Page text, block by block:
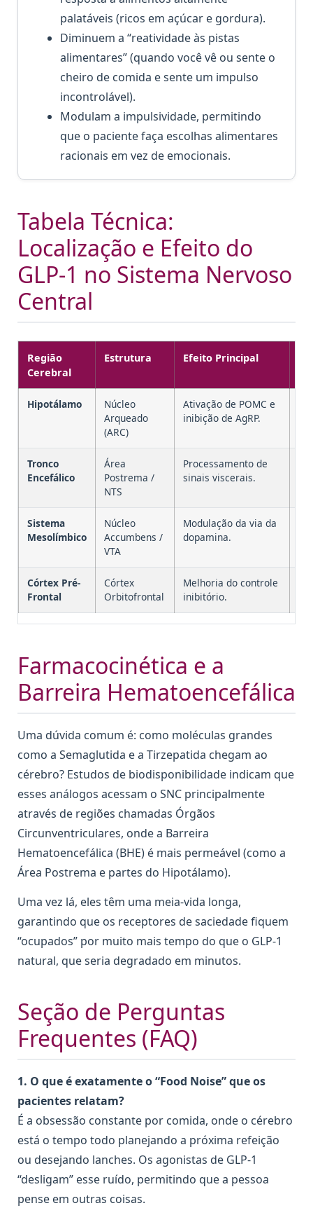
palatáveis (ricos em açúcar e gordura).
Diminuem a “reatividade às pistas
alimentares” (quando você vê ou sente o
cheiro de comida e sente um impulso
incontrolável).
Modulam a impulsividade, permitindo
que o paciente faça escolhas alimentares
racionais em vez de emocionais.
Tabela Técnica:
Localização e Efeito do
GLP-1 no Sistema Nervoso
Central
Região
Cerebral
Estrutura Efeito Principal
Hipotálamo
Núcleo
Arqueado
(ARC)
Ativação de POMC e
inibição de AgRP.
Tronco
Encefálico
Área
Postrema /
NTS
Processamento de
sinais viscerais.
Sistema
Mesolímbico
Núcleo
Accumbens /
VTA
Modulação da via da
dopamina.
Córtex Pré-
Frontal
Córtex
Orbitofrontal
Melhoria do controle
inibitório.
Farmacocinética e a
Barreira Hematoencefálica
Uma dúvida comum é: como moléculas grandes
como a Semaglutida e a Tirzepatida chegam ao
cérebro? Estudos de biodisponibilidade indicam que
esses análogos acessam o SNC principalmente
através de regiões chamadas Órgãos
Circunventriculares, onde a Barreira
Hematoencefálica (BHE) é mais permeável (como a
Área Postrema e partes do Hipotálamo).
Uma vez lá, eles têm uma meia-vida longa,
garantindo que os receptores de saciedade fiquem
“ocupados” por muito mais tempo do que o GLP-1
natural, que seria degradado em minutos.
Seção de Perguntas
Frequentes (FAQ)
1. O que é exatamente o “Food Noise” que os
pacientes relatam?
É a obsessão constante por comida, onde o cérebro
está o tempo todo planejando a próxima refeição
ou desejando lanches. Os agonistas de GLP-1
“desligam” esse ruído, permitindo que a pessoa
pense em outras coisas.